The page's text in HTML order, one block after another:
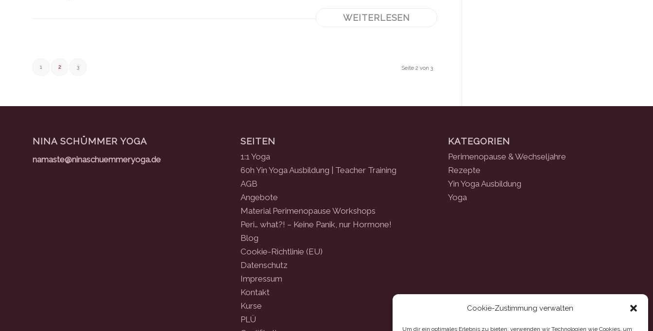
Cookie-Zustimmung verwalten
Um dir ein optimales Erlebnis zu bieten, verwenden wir Technologien wie Cookies, um
WEITERLESEN
Seite 2 von 3
1 2 3
NINA SCHÜMMER YOGA
namaste@ninaschuemmeryoga.de
SEITEN
1:1 Yoga
60h Yin Yoga Ausbildung | Teacher Training
AGB
Angebote
Material Perimenopause Workshops
Peri… what?! – Keine Panik, nur Hormone!
Blog
Cookie-Richtlinie (EU)
Datenschutz
Impressum
Kontakt
Kurse
PLÜ
KATEGORIEN
Perimenopause & Wechseljahre
Rezepte
Yin Yoga Ausbildung
Yoga